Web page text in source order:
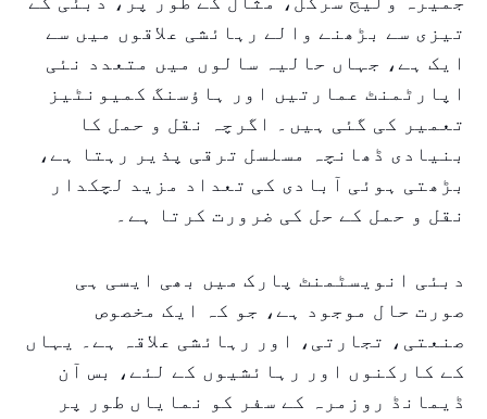
تیزی سے بڑھنے والے رہائشی علاقوں میں سے
ایک ہے، جہاں حالیہ سالوں میں متعدد نئی
اپارٹمنٹ عمارتیں اور ہاؤسنگ کمیونٹیز
تعمیر کی گئی ہیں۔ اگرچہ نقل و حمل کا
بنیادی ڈھانچہ مسلسل ترقی پذیر رہتا ہے،
بڑھتی ہوئی آبادی کی تعداد مزید لچکدار
نقل و حمل کے حل کی ضرورت کرتا ہے۔
دبئی انویسٹمنٹ پارک میں بھی ایسی ہی
صورت حال موجود ہے، جو کہ ایک مخصوص
صنعتی، تجارتی، اور رہائشی علاقہ ہے۔ یہاں
کے کارکنوں اور رہائشیوں کے لئے، بس آن
ڈیمانڈ روزمرہ کے سفر کو نمایاں طور پر